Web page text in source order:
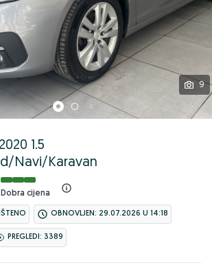
9
1.5
Navi/Karavan
Dobra cijena
OBNOVLJEN: 29.07.2026 U 14:18
PREGLEDI: 3389